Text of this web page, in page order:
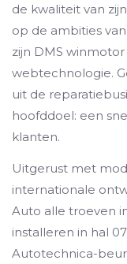
de kwaliteit van
op de ambities
zijn DMS
webtechnologie.
uit de
hoofddoel: een
klanten.
Uitgerust met
internationale
Auto alle troeven
installeren in hal
Autotechnica-